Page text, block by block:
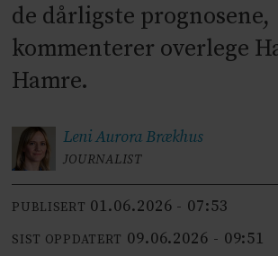
de dårligste prognosene,
kommenterer overlege
Hamre.
Leni AuroraBrækhus
JOURNALIST
PUBLISERT 01.06.2026 - 07:53
SIST OPPDATERT 09.06.2026 - 09:51